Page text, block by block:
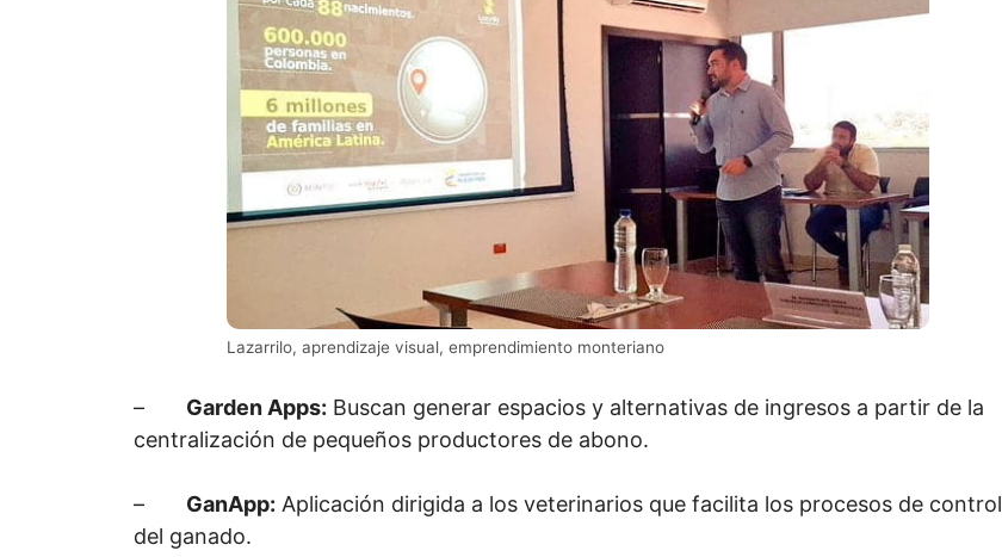
Lazarrilo, aprendizaje visual, emprendimiento monteriano
– Garden Apps: Buscan generar espacios y alternativas de ingresos a partir de la
centralización de pequeños productores de abono.
– GanApp: Aplicación dirigida a los veterinarios que facilita los procesos de control
del ganado.